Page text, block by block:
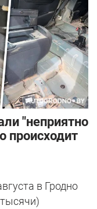
"неприятно
происходит
в Гродно